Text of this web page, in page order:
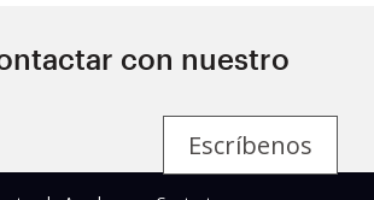
con nuestro
Escríbenos